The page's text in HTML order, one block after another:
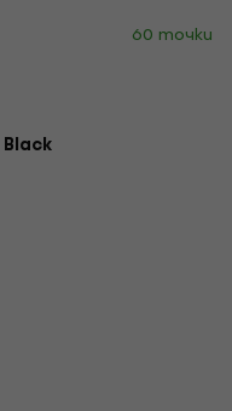
60 точки
Black